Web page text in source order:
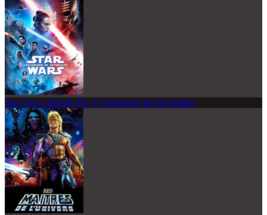
Star Wars, épisode IX : L'Ascension de Skywalker